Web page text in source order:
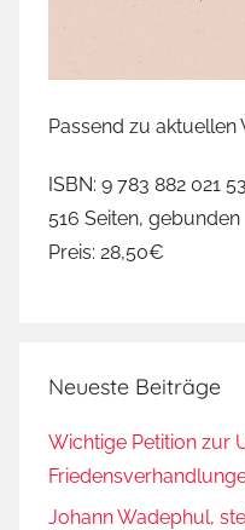
Passend zu aktuellen
ISBN: 9 783 882 021
516 Seiten, gebunden
Preis: 28,50€
Neueste Beiträge
Wichtige Petition zur
Johann Wadephul,